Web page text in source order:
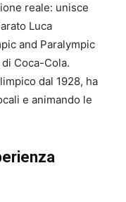
reale: unisce
Luca
and Paralympic
Coca-Cola.
dal 1928, ha
e animando le